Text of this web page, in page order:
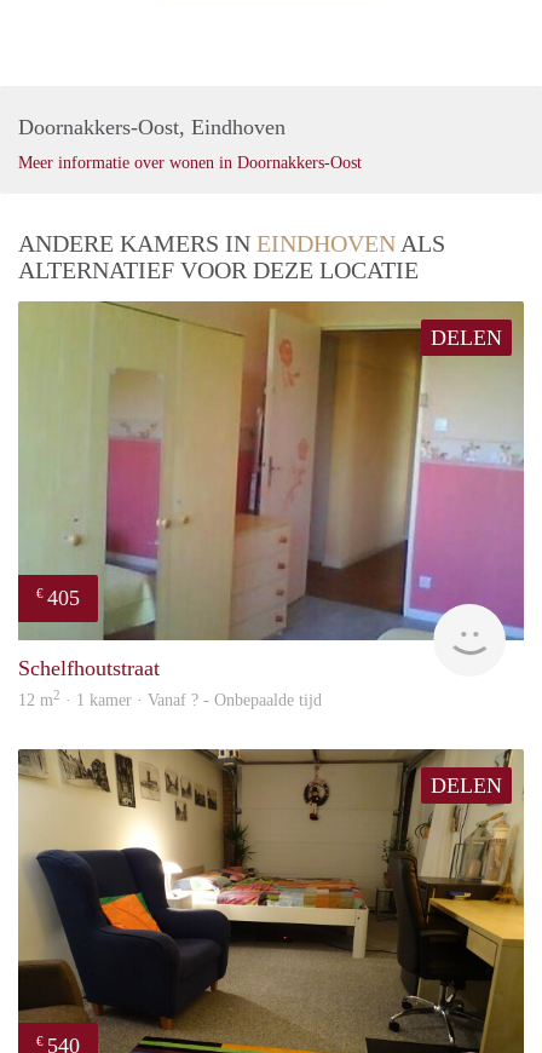
Doornakkers-Oost, Eindhoven
Meer informatie over wonen in Doornakkers-Oost
ANDERE KAMERS IN EINDHOVEN ALS
ALTERNATIEF VOOR DEZE LOCATIE
DELEN
€ 405
Schelfhoutstraat
12 m2 · 1 kamer · Vanaf ? - Onbepaalde tijd
DELEN
€ 540